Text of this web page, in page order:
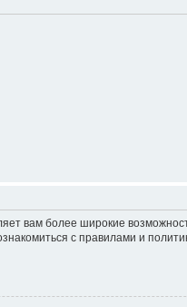
вам более широкие
с правилами и